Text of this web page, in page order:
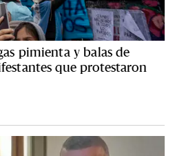
pimienta y balas de
que protestaron